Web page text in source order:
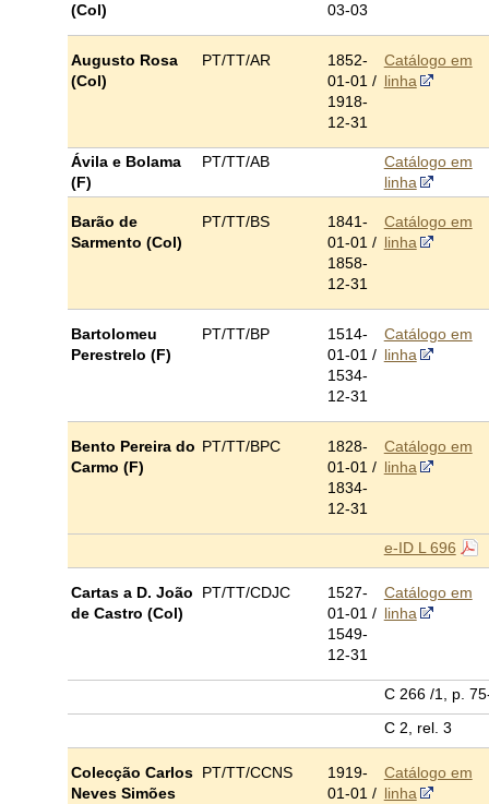
(Col)
03-03
Augusto Rosa
(Col)
PT/TT/AR
1852-
01-01 /
1918-
12-31
Catálogo em
linha
Ávila e Bolama
(F)
PT/TT/AB
Catálogo em
linha
Barão de
Sarmento (Col)
PT/TT/BS
1841-
01-01 /
1858-
12-31
Catálogo em
linha
Bartolomeu
Perestrelo (F)
PT/TT/BP
1514-
01-01 /
1534-
12-31
Catálogo em
linha
Bento Pereira do
Carmo (F)
PT/TT/BPC
1828-
01-01 /
1834-
12-31
Catálogo em
linha
e-ID L 696
Cartas a D. João
de Castro (Col)
PT/TT/CDJC
1527-
01-01 /
1549-
12-31
Catálogo em
linha
C 266 /1, p.
C 2, rel. 3
Colecção Carlos
Neves Simões
PT/TT/CCNS
1919-
01-01 /
Catálogo em
linha